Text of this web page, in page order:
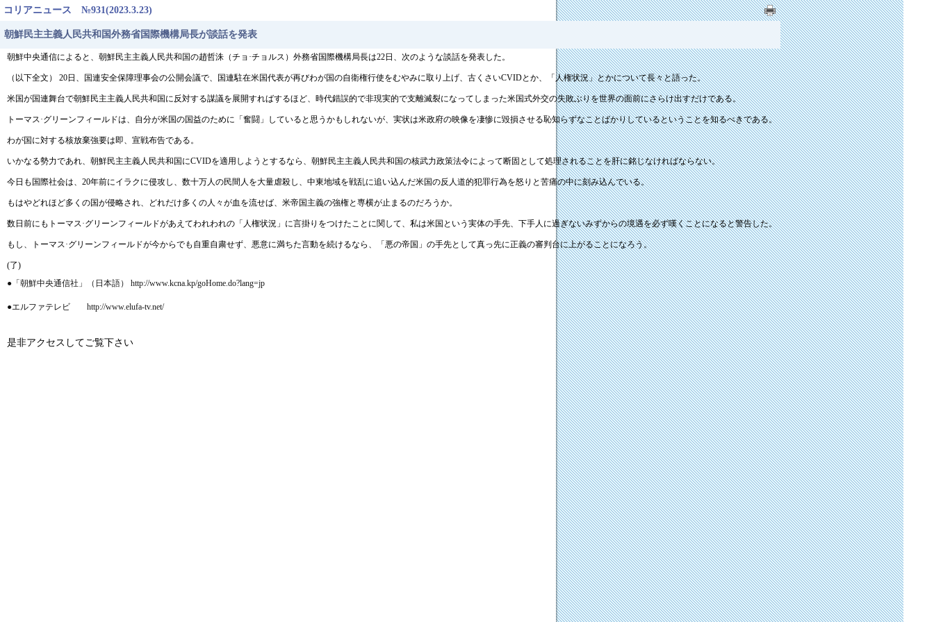
コリアニュース №931(2023.3.23)
朝鮮民主主義人民共和国外務省国際機構局長が談話を発表
朝鮮中央通信によると、朝鮮民主主義人民共和国の趙哲洙（チョ·チョルス）外務省国際機構局長は22日、次のような談話を発表した。
（以下全文） 20日、国連安全保障理事会の公開会議で、国連駐在米国代表が再びわが国の自衛権行使をむやみに取り上げ、古くさいCVIDとか、「人権状況」とかについて長々と語った。
米国が国連舞台で朝鮮民主主義人民共和国に反対する謀議を展開すればするほど、時代錯誤的で非現実的で支離滅裂になってしまった米国式外交の失敗ぶりを世界の面前にさらけ出すだけである。
トーマス·グリーンフィールドは、自分が米国の国益のために「奮闘」していると思うかもしれないが、実状は米政府の映像を凄惨に毀損させる恥知らずなことばかりしているということを知るべきである。
わが国に対する核放棄強要は即、宣戦布告である。
いかなる勢力であれ、朝鮮民主主義人民共和国にCVIDを適用しようとするなら、朝鮮民主主義人民共和国の核武力政策法令によって断固として処理されることを肝に銘じなければならない。
今日も国際社会は、20年前にイラクに侵攻し、数十万人の民間人を大量虐殺し、中東地域を戦乱に追い込んだ米国の反人道的犯罪行為を怒りと苦痛の中に刻み込んでいる。
もはやどれほど多くの国が侵略され、どれだけ多くの人々が血を流せば、米帝国主義の強権と専横が止まるのだろうか。
数日前にもトーマス·グリーンフィールドがあえてわれわれの「人権状況」に言掛りをつけたことに関して、私は米国という実体の手先、下手人に過ぎないみずからの境遇を必ず嘆くことになると警告した。
もし、トーマス·グリーンフィールドが今からでも自重自粛せず、悪意に満ちた言動を続けるなら、「悪の帝国」の手先として真っ先に正義の審判台に上がることになろう。
(了)
●「朝鮮中央通信社」（日本語） http://www.kcna.kp/goHome.do?lang=jp
●エルファテレビ http://www.elufa-tv.net/
是非アクセスしてご覧下さい